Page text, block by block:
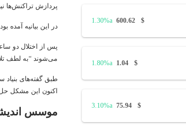
پردازش تراکنش‌ها
در این بیانیه آمده
پس از اختلال دو
می‌شوند “به لطف
طبق گفته‌های بنیاد
اکنون این مشکل
موسس
$
600.62
1.30%
$
1.04
1.80%
$
75.94
3.10%